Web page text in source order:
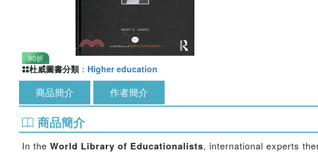
90折
杜威圖書分類 ： Higher education
商品簡介 作者簡介
商品簡介
In the World Library of Educationalists, international experts